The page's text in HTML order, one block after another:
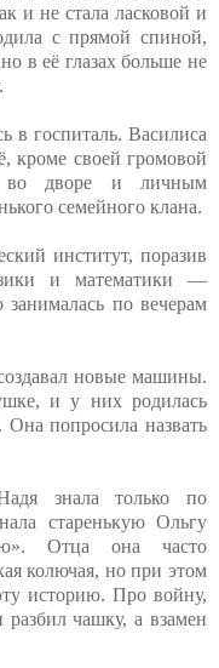
и не стала ласковой и
с прямой спиной,
в её глазах больше не
в госпиталь. Василиса
кроме своей громовой
во дворе и личным
семейного клана.
институт, поразив
и математики —
по вечерам
новые машины.
и у них родилась
попросила назвать
знала только по
старенькую Ольгу
Отца она часто
колючая, но при этом
историю. Про войну,
чашку, а взамен